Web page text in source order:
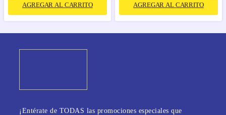
AGREGAR AL CARRITO AGREGAR AL CARRITO
¡Entérate de TODAS las promociones especiales que